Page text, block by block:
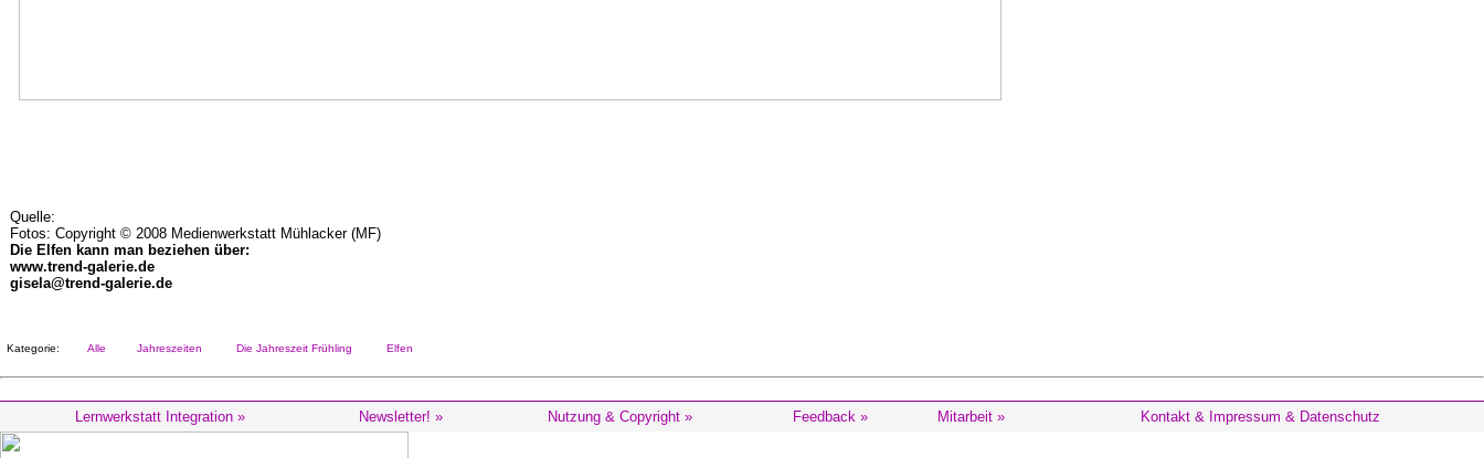
Quelle:
Fotos: Copyright © 2008 Medienwerkstatt Mühlacker (MF)
Die Elfen kann man beziehen über:
www.trend-galerie.de
gisela@trend-galerie.de
Kategorie: Alle Jahreszeiten Die Jahreszeit Frühling Elfen
Lernwerkstatt Integration » Newsletter! » Nutzung & Copyright » Feedback » Mitarbeit » Kontakt & Impressum & Datenschutz